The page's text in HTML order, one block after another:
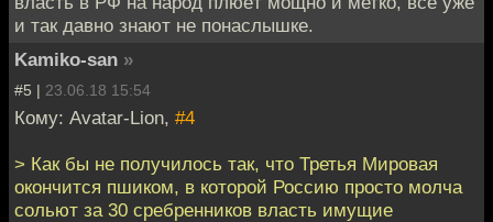
и так давно знают не понаслышке.
Kamiko-san »
#5 | 23.06.18 15:54
Кому: Avatar-Lion, #4
> Как бы не получилось так, что Третья Мировая
окончится пшиком, в которой Россию просто молча
сольют за 30 сребренников власть имущие